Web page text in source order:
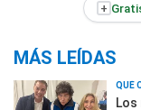
+
MÁS LEÍDAS
QUÉ